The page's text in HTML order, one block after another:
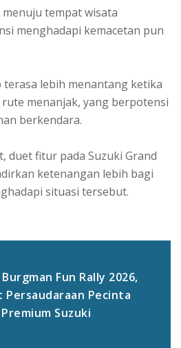
tempat wisata
menghadapi kemacetan pun
lebih menantang ketika
menanjak, yang berpotensi
berkendara.
duet fitur pada Suzuki Grand
ketenangan lebih bagi
situasi tersebut.
Fun Rally 2026,
Pecinta
Suzuki